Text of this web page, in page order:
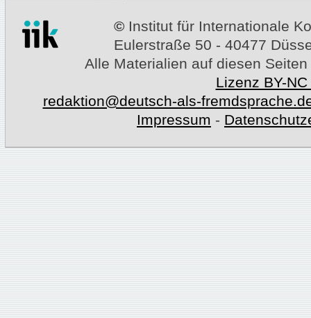
© Institut für Internationale
Eulerstraße 50 - 40477
Alle Materialien auf diesen
Lizenz BY-
redaktion@deutsch-als-
Impressum -